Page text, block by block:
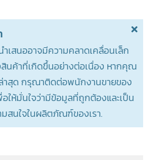
เสนออาจมีความคลาดเคลื่อนเล็ก
นค้าที่เกิดขึ้นอย่างต่อเนื่อง หากคุณ
าสุด กรุณาติดต่อพนักงานขายของ
ให้มั่นใจว่ามีข้อมูลที่ถูกต้องและเป็น
นใจในผลิตภัณฑ์ของเรา.